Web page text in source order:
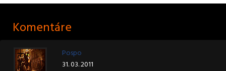
Komentáre
Pospo
31. 03. 2011